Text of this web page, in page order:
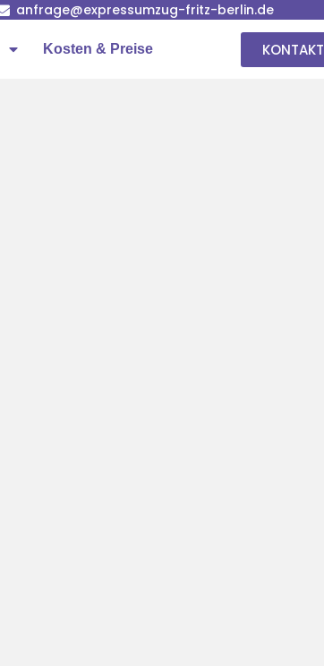
anfrage@expressumzug-fritz-berlin.de
Kosten & Preise KONTAKT